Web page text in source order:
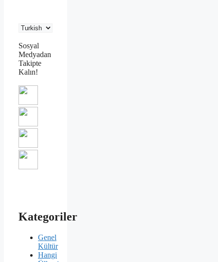
Sosyal
Medyadan
Takipte
Kalın!
Kategoriler
Genel
Kültür
Hangi